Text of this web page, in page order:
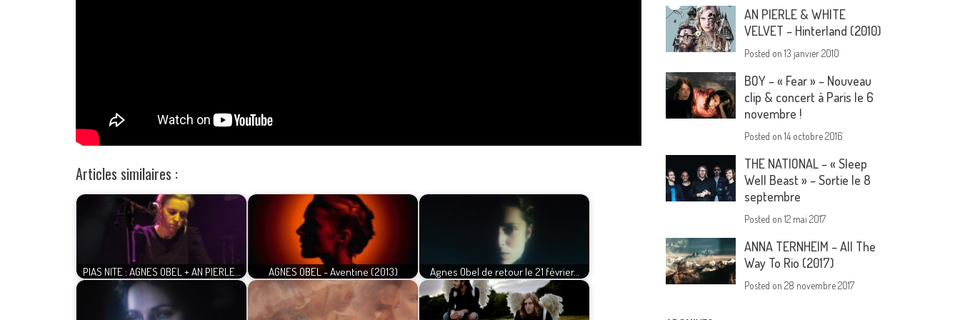
Articles similaires :
PIAS NITE : AGNES OBEL + AN PIERLE… AGNES OBEL - Aventine (2013) Agnes Obel de retour le 21 février…
AN PIERLE & WHITE
VELVET – Hinterland (2010)
Posted on13 janvier 2010
BOY – « Fear » – Nouveau
clip & concert à Paris le 6
novembre !
Posted on14 octobre 2016
THE NATIONAL – « Sleep
Well Beast » – Sortie le 8
septembre
Posted on12 mai 2017
ANNA TERNHEIM – All The
Way To Rio (2017)
Posted on28 novembre 2017